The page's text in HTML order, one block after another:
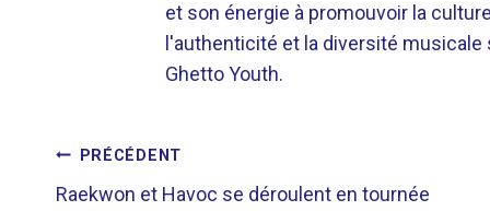
et son énergie à promouvoir la
l'authenticité et la diversité
Ghetto Youth.
NAVIGATION
PRÉCÉDENT
Raekwon et Havoc se déroulent en tournée